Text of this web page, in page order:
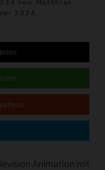
teilen
teilen
patreon
Animation mit